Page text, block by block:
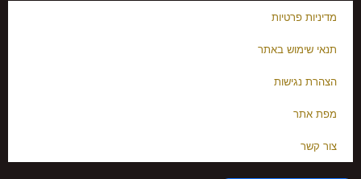
מדיניות פרטיות
תנאי שימוש באתר
הצהרת נגישות
מפת אתר
צור קשר